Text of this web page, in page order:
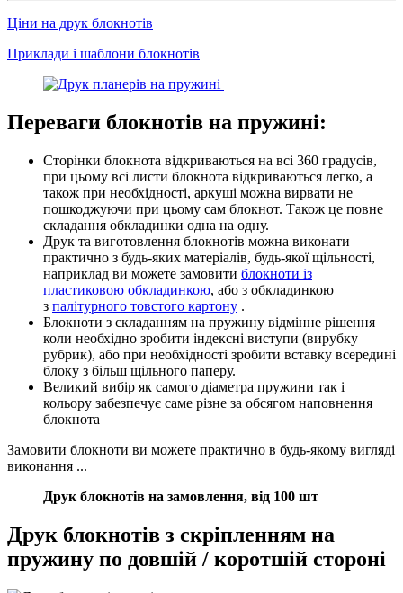
Ціни на друк блокнотів
Приклади і шаблони блокнотів
Переваги блокнотів на пружині:
Сторінки блокнота відкриваються на всі 360 градусів,
при цьому всі листи блокнота відкриваються легко, а
також при необхідності, аркуші можна вирвати не
пошкоджуючи при цьому сам блокнот. Також це повне
складання обкладинки одна на одну.
Друк та виготовлення блокнотів можна виконати
практично з будь-яких матеріалів, будь-якої щільності,
наприклад ви можете замовити блокноти із
пластиковою обкладинкою, або з обкладинкою
з палітурного товстого картону .
Блокноти з складанням на пружину відмінне рішення
коли необхідно зробити індексні виступи (вирубку
рубрик), або при необхідності зробити вставку всередині
блоку з більш щільного паперу.
Великий вибір як самого діаметра пружини так і
кольору забезпечує саме різне за обсягом наповнення
блокнота
Замовити блокноти ви можете практично в будь-якому вигляді
виконання ...
Друк блокнотів на замовлення, від 100 шт
Друк блокнотів з скріпленням на
пружину по довшій / коротшій стороні